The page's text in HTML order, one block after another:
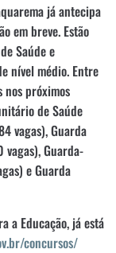
já antecipa
em breve. Estão
Saúde e
nível médio. Entre
próximos
de Saúde
vagas), Guarda
Guarda-
e Guarda
a Educação, já está
concursos/